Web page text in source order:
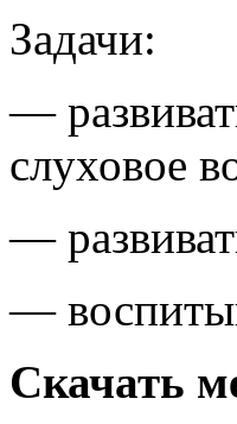
Задачи:
—
слуховое
—
—
Скачать